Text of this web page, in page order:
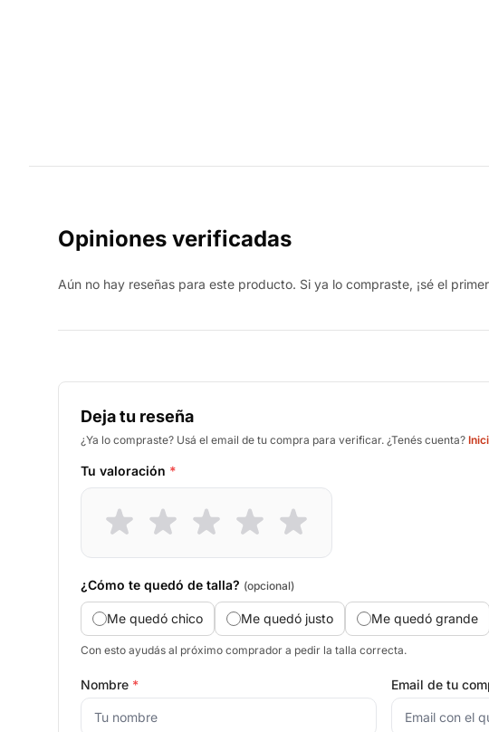
Opiniones verificadas
Aún no hay reseñas para este producto. Si ya lo compraste, ¡sé el
Deja tu reseña
¿Ya lo compraste? Usá el email de tu compra para verificar. ¿Tenés cuenta?
Tu valoración *
¿Cómo te quedó de talla? (opcional)
Me quedó chico Me quedó justo Me quedó grande
Con esto ayudás al próximo comprador a pedir la talla correcta.
Nombre * Email de tu